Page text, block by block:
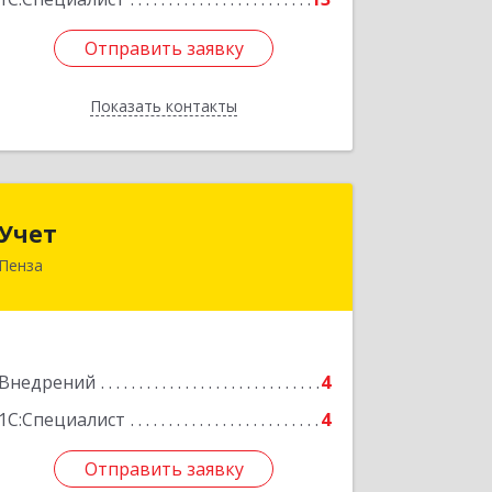
Отправить заявку
Показать контакты
Отправить заявку
Назад
Пенза
Внедрений
4
1С:Специалист
4
Отправить заявку
440015, г. Пенза, ул. Литвинова, 40
Отправить заявку